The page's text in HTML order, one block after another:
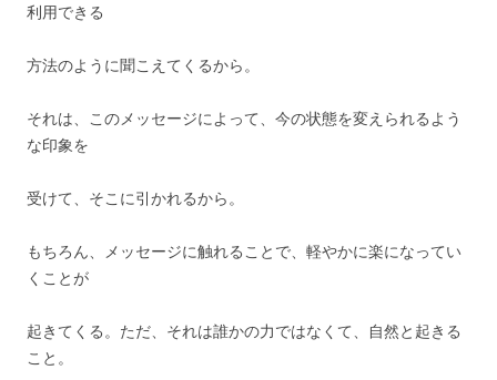
利用できる
方法のように聞こえてくるから。
それは、このメッセージによって、今の状態を変えられるよう
な印象を
受けて、そこに引かれるから。
もちろん、メッセージに触れることで、軽やかに楽になってい
くことが
起きてくる。ただ、それは誰かの力ではなくて、自然と起きる
こと。